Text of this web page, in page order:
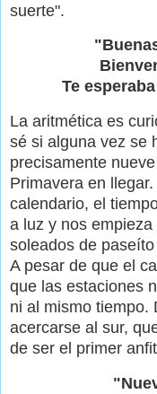
suerte".
Te
La aritmética es
sé si alguna vez se
precisamente
Primavera en
calendario, el
a luz y nos
soleados de
A pesar de que el
que las estaciones
ni al mismo tiempo.
acercarse al sur,
de ser el primer